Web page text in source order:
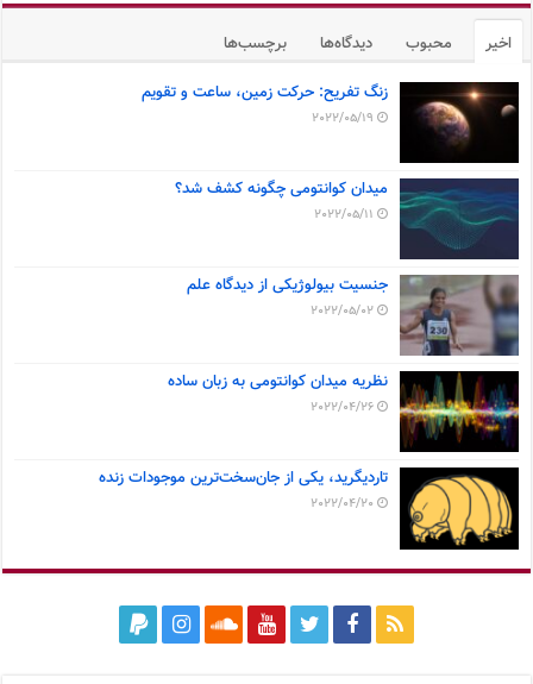
اخیر محبوب دیدگاه‌ها برچسب‌ها
زنگ تفریح: حرکت زمین، ساعت و تقویم
2022/05/19
میدان کوانتومی چگونه کشف شد؟
2022/05/11
جنسیت بیولوژیکی از دیدگاه علم
2022/05/02
نظریه میدان کوانتومی به زبان ساده
2022/04/26
تاردیگرید، یکی از جان‌سخت‌ترین موجودات زنده
2022/04/20